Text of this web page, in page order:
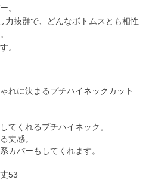
。
力抜群で、どんなボトムスとも相性
。
れに決まるプチハイネックカット
てくれるプチハイネック。
丈感。
カバーもしてくれます。
53